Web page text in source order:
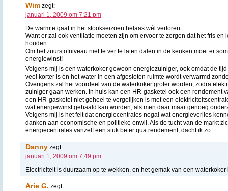
Wim zegt:
januari 1, 2009 om 7:21 pm
De warmte gaat in het stookseizoen helaas wél verloren.
Want er zal ook ventilatie moeten zijn om ervoor te zorgen dat het fris en
houden…
Om het zuurstofniveau niet te ver te laten dalen in de keuken moet er
energiewinst!
Volgens mij is een waterkoker gewoon energiezuiniger, ook omdat de
veel korter is én het water in een afgesloten ruimte wordt verwarmd
Overigens zal het voordeel van de waterkoker groter worden, zodra
zuiniger gaan werken. In huis kan een HR-gasketel ook een rendement
een HR-gasketel niet geheel te vergelijken is met een
wat energiewinst gehaald kan worden, als men daar maar genoeg
Volgens mij is het feit dat energiecentrales nogal wat energieverlies
danken aan economische en politieke onwil. Als de tucht van de markt
energiecentrales vanzelf een stuk beter qua rendement, dacht ik zo……
Danny zegt:
januari 1, 2009 om 7:49 pm
Electriciteit is duurzaam op te wekken, en het gemak van een
Arie G. zegt: